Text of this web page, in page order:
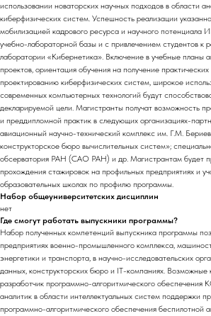
использовании новаторских научных подходов в области
киберфизических систем. Успешность реализации
мобилизацией кадрового ресурса и научного
учебно-лабораторной базы и с привлечением студентов к
лаборатории «Кибернетика». Включение в учебные планы
проектов, ориентация обучения на получение
проектированию киберфизических систем, широкое
современных компьютерных технологий будут
декларируемой цели. Магистранты получат возможность
и преддипломной практик в следующих организациях-
авиационный научно-технический комплекс им. Г.М.
конструкторское бюро вычислительных систем»;
обсерватория РАН (САО РАН) и др. Магистрантам будет
прохождения стажировок на профильных предприятиях и
образовательных школах по профилю программы.
Набор общеуниверситетских дисциплин
нет
Где смогут работать выпускники программы?
Набор полученных компетенций выпускника программы
предприятиях военно-промышленного комплекса,
энергетики и транспорта, в научно-исследовательских
данных, конструкторских бюро и IT-компаниях. Возможные
разработчик программно-алгоритмического обеспечения
аналитик в области интеллектуальных систем поддержки
программно-алгоритмического обеспечения беспилотной